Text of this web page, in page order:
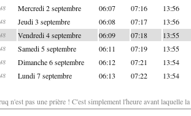
Mercredi 2 septembre 06:07 07:16 13:56
Jeudi 3 septembre 06:08 07:17 13:56
Vendredi 4 septembre 06:09 07:18 13:55
Samedi 5 septembre 06:11 07:19 13:55
Dimanche 6 septembre 06:12 07:21 13:54
Lundi 7 septembre 06:13 07:22 13:54
n'est pas une prière ! C'est simplement l'heure avant laquelle